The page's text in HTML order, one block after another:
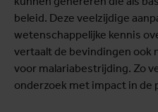
beleid. Deze veelzijdige
wetenschappelijke kennis
vertaalt de bevindingen ook
voor malariabestrijding. Zo
onderzoek met impact in de